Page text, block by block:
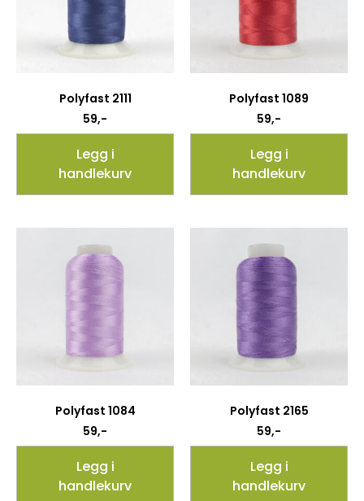
Polyfast 2111
59,-
Legg i
handlekurv
Polyfast 1089
59,-
Legg i
handlekurv
Polyfast 1084
59,-
Legg i
handlekurv
Polyfast 2165
59,-
Legg i
handlekurv